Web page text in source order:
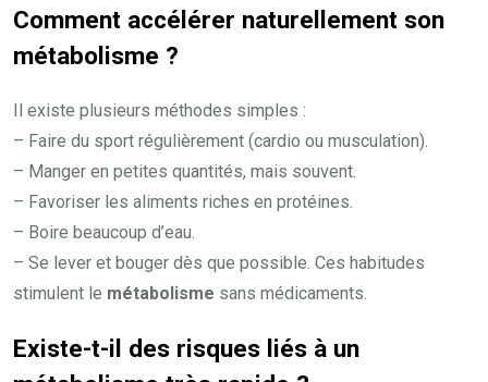
Comment accélérer naturellement son
métabolisme ?
Il existe plusieurs méthodes simples :
– Faire du sport régulièrement (cardio ou musculation).
– Manger en petites quantités, mais souvent.
– Favoriser les aliments riches en protéines.
– Boire beaucoup d’eau.
– Se lever et bouger dès que possible. Ces habitudes
stimulent le métabolisme sans médicaments.
Existe-t-il des risques liés à un